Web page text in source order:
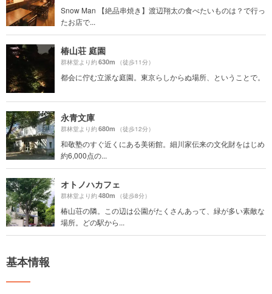
Snow Man 【絶品串焼き】渡辺翔太の食べたいものは？で行っ
たお店で...
椿山荘 庭園
群林堂より約630m （徒歩11分）
都会に佇む立派な庭園。東京らしからぬ場所、ということで。
永青文庫
群林堂より約680m （徒歩12分）
和敬塾のすぐ近くにある美術館。細川家伝来の文化財をはじめ
約6,000点の...
オトノハカフェ
群林堂より約480m （徒歩8分）
椿山荘の隣。この辺は公園がたくさんあって、緑が多い素敵な
場所。どの駅から...
基本情報